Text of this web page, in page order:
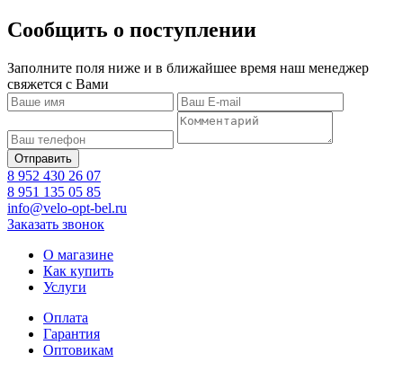
Сообщить о поступлении
Заполните поля ниже и в ближайшее время наш менеджер
свяжется с Вами
8 952 430 26 07
8 951 135 05 85
info@velo-opt-bel.ru
Заказать звонок
О магазине
Как купить
Услуги
Оплата
Гарантия
Оптовикам